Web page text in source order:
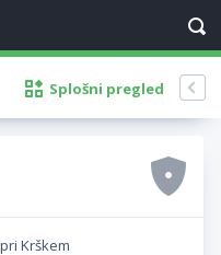
Splošni pregled
Krškem